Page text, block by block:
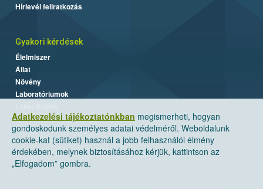
Adatkezelési tájékoztatónkban megismerheti, hogyan
gondoskodunk személyes adatai védelméről. Weboldalunk
cookie-kat (sütiket) használ a jobb felhasználói élmény
érdekében, melynek biztosításához kérjük, kattintson az
„Elfogadom” gombra.
Hírlevél feliratkozás
Gyakori kérdések
Élelmiszer
Állat
Növény
Laboratóriumok